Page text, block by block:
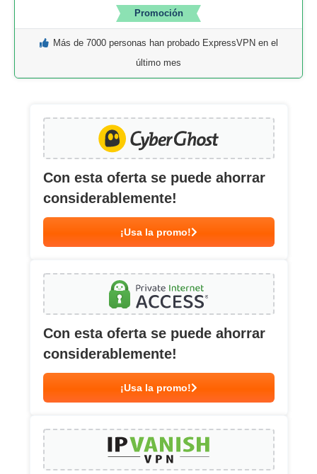
Promoción
Más de 7000 personas han probado ExpressVPN en el
último mes
Con esta oferta se puede ahorrar
considerablemente!
¡Usa la promo!
Con esta oferta se puede ahorrar
considerablemente!
¡Usa la promo!